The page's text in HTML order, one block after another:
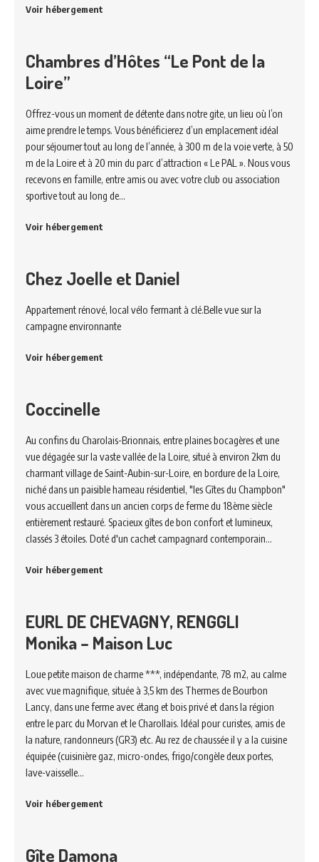
Voir hébergement
Chambres d’Hôtes “Le Pont de la
Loire”
Offrez-vous un moment de détente dans notre gite, un lieu où l’on
aime prendre le temps. Vous bénéficierez d’un emplacement idéal
pour séjourner tout au long de l’année, à 300 m de la voie verte, à 50
m de la Loire et à 20 min du parc d’attraction « Le PAL ». Nous vous
recevons en famille, entre amis ou avec votre club ou association
sportive tout au long de…
Voir hébergement
Chez Joelle et Daniel
Appartement rénové, local vélo fermant à clé.Belle vue sur la
campagne environnante
Voir hébergement
Coccinelle
Au confins du Charolais-Brionnais, entre plaines bocagères et une
vue dégagée sur la vaste vallée de la Loire, situé à environ 2km du
charmant village de Saint-Aubin-sur-Loire, en bordure de la Loire,
niché dans un paisible hameau résidentiel, "les Gîtes du Champbon"
vous accueillent dans un ancien corps de ferme du 18ème siècle
entièrement restauré. Spacieux gîtes de bon confort et lumineux,
classés 3 étoiles. Doté d'un cachet campagnard contemporain…
Voir hébergement
EURL DE CHEVAGNY, RENGGLI
Monika – Maison Luc
Loue petite maison de charme ***, indépendante, 78 m2, au calme
avec vue magnifique, située à 3,5 km des Thermes de Bourbon
Lancy, dans une ferme avec étang et bois privé et dans la région
entre le parc du Morvan et le Charollais. Idéal pour curistes, amis de
la nature, randonneurs (GR3) etc. Au rez de chaussée il y a la cuisine
équipée (cuisinière gaz, micro-ondes, frigo/congèle deux portes,
lave-vaisselle…
Voir hébergement
Gîte Damona